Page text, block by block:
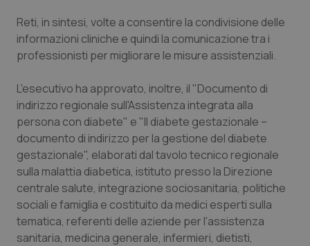
Molise
Piemonte
Provincia Autonoma di Bolzano
Provincia Autonoma di Trento
Puglia
Sardegna
Sicilia
Epatiti
HIV
Infezioni & Febbre
Ipertensione & Scompenso
Malattie rare
Malattia di Crohn & Rettocolite Ulcerosa
Neuroscienze & patologie neurodegenerative
Reti, in sintesi, volte a consentire la condivisione delle
informazioni cliniche e quindi la comunicazione tra i
professionisti per migliorare le misure assistenziali.
L'esecutivo ha approvato, inoltre, il "Documento di
indirizzo regionale sull'Assistenza integrata alla
persona con diabete" e "Il diabete gestazionale –
documento di indirizzo per la gestione del diabete
gestazionale", elaborati dal tavolo tecnico regionale
sulla malattia diabetica, istituto presso la Direzione
centrale salute, integrazione sociosanitaria, politiche
sociali e famiglia e costituito da medici esperti sulla
tematica, referenti delle aziende per l'assistenza
sanitaria, medicina generale, infermieri, dietisti,